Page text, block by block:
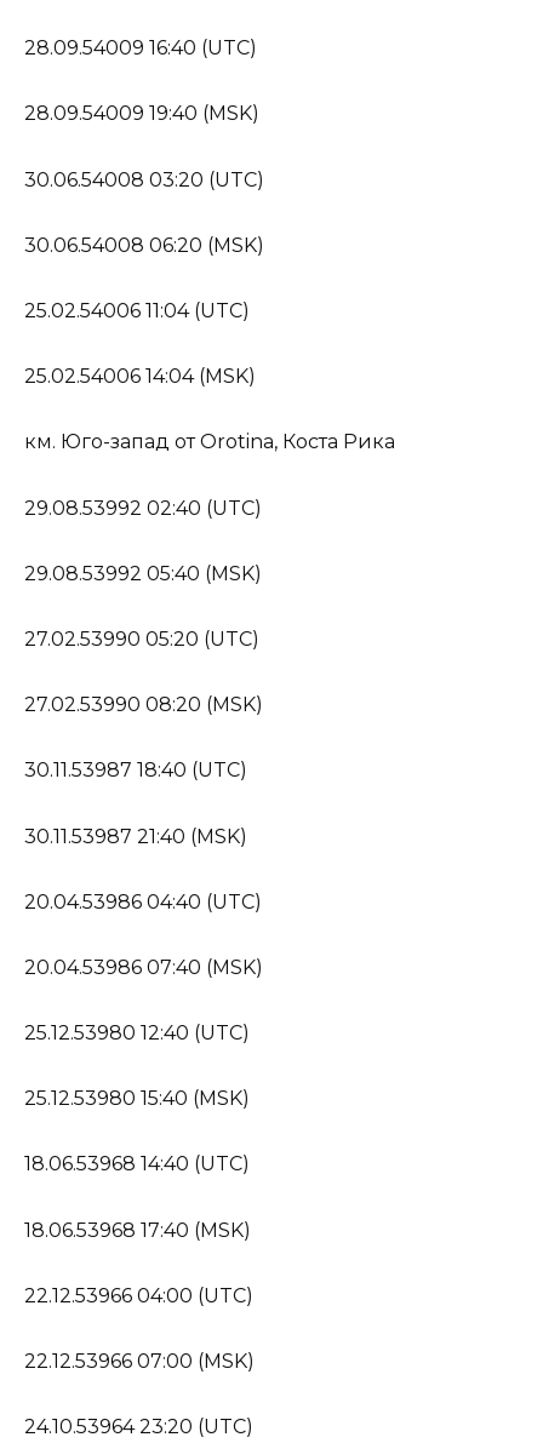
28.09.54009 16:40 (UTC)
28.09.54009 19:40 (MSK)
30.06.54008 03:20 (UTC)
30.06.54008 06:20 (MSK)
25.02.54006 11:04 (UTC)
25.02.54006 14:04 (MSK)
км. Юго-запад от Orotina, Коста Рика
29.08.53992 02:40 (UTC)
29.08.53992 05:40 (MSK)
27.02.53990 05:20 (UTC)
27.02.53990 08:20 (MSK)
30.11.53987 18:40 (UTC)
30.11.53987 21:40 (MSK)
20.04.53986 04:40 (UTC)
20.04.53986 07:40 (MSK)
25.12.53980 12:40 (UTC)
25.12.53980 15:40 (MSK)
18.06.53968 14:40 (UTC)
18.06.53968 17:40 (MSK)
22.12.53966 04:00 (UTC)
22.12.53966 07:00 (MSK)
24.10.53964 23:20 (UTC)